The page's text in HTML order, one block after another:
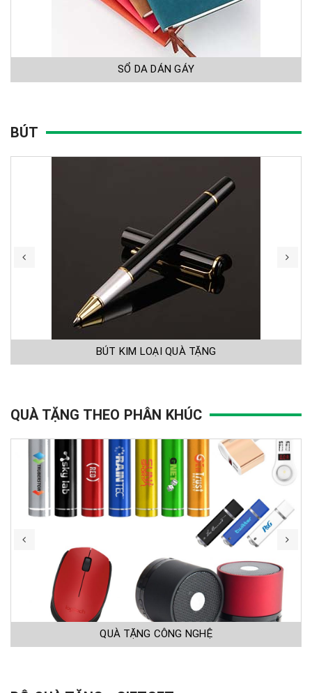
SỔ DA DÁN GÁY
BÚT
BÚT KIM LOẠI QUÀ TẶNG
QUÀ TẶNG THEO PHÂN KHÚC
QUÀ TẶNG CÔNG NGHỆ